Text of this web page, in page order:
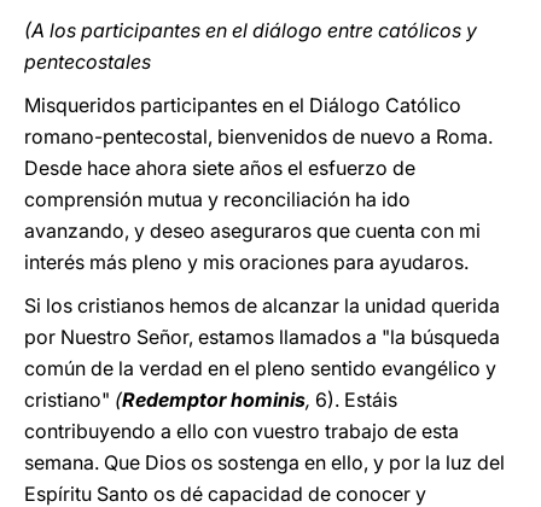
(A los participantes en el diálogo entre católicos y
pentecostales
Misqueridos participantes en el Diálogo Católico
romano-pentecostal, bienvenidos de nuevo a Roma.
Desde hace ahora siete años el esfuerzo de
comprensión mutua y reconciliación ha ido
avanzando, y deseo aseguraros que cuenta con mi
interés más pleno y mis oraciones para ayudaros.
Si los cristianos hemos de alcanzar la unidad querida
por Nuestro Señor, estamos llamados a "la búsqueda
común de la verdad en el pleno sentido evangélico y
cristiano" (Redemptor hominis, 6). Estáis
contribuyendo a ello con vuestro trabajo de esta
semana. Que Dios os sostenga en ello, y por la luz del
Espíritu Santo os dé capacidad de cono­cer y